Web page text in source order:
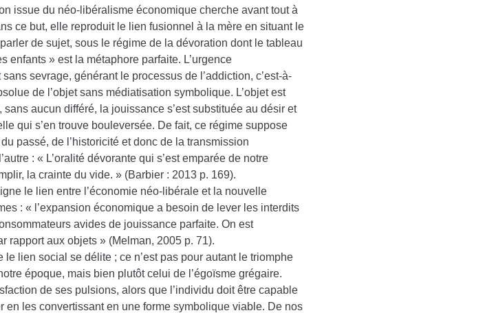
issue du néo-libéralisme économique cherche avant tout à
ce but, elle reproduit le lien fusionnel à la mère en situant le
de sujet, sous le régime de la dévoration dont le tableau
enfants » est la métaphore parfaite. L’urgence
sevrage, générant le processus de l’addiction, c’est-à-
de l’objet sans médiatisation symbolique. L’objet est
sans aucun différé, la jouissance s’est substituée au désir et
qui s’en trouve bouleversée. De fait, ce régime suppose
passé, de l’historicité et donc de la transmission
: « L’oralité dévorante qui s’est emparée de notre
la crainte du vide. » (Barbier : 2013 p. 169).
le lien entre l’économie néo-libérale et la nouvelle
: « l’expansion économique a besoin de lever les interdits
avides de jouissance parfaite. On est
rapport aux objets » (Melman, 2005 p. 71).
lien social se délite ; ce n’est pas pour autant le triomphe
époque, mais bien plutôt celui de l’égoïsme grégaire.
de ses pulsions, alors que l’individu doit être capable
en les convertissant en une forme symbolique viable. De nos